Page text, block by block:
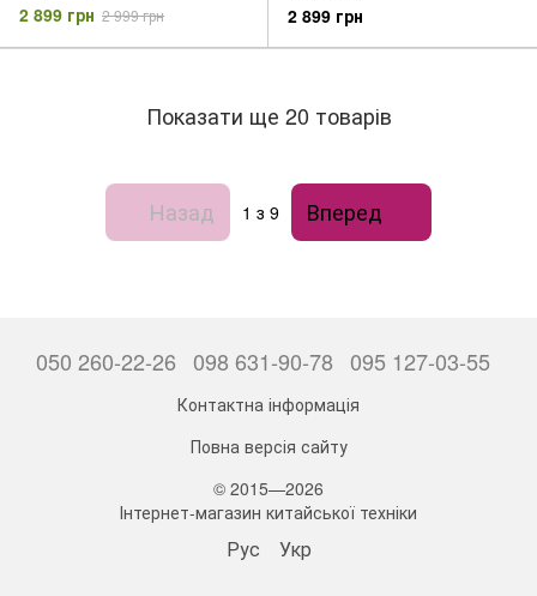
2 899 грн 2 999 грн 2 899 грн
Показати ще 20 товарів
Назад 1 з 9 Вперед
050 260-22-26 098 631-90-78 095 127-03-55
Контактна інформація
Повна версія сайту
© 2015—2026
Інтернет-магазин китайської техніки
Рус Укр